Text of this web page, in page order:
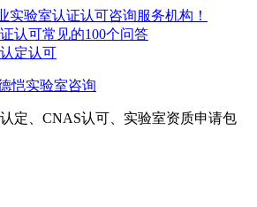
实验室认证认可咨询服务机构！
认可常见的100个问答
恺实验室咨询
定、CNAS认可、实验室资质申请包